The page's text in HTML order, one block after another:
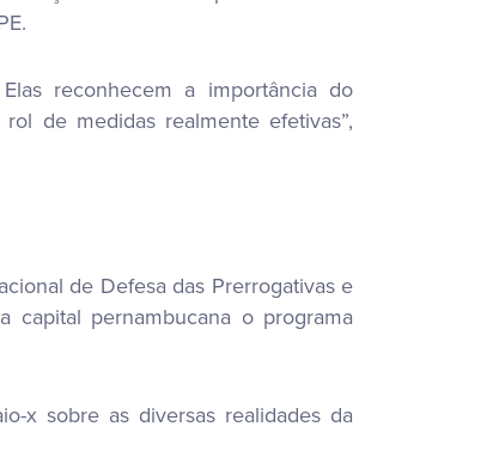
reconhecem a importância do
de medidas realmente efetivas”,
de Defesa das Prerrogativas e
capital pernambucana o programa
x sobre as diversas realidades da